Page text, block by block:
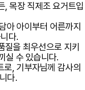
, 목장 직제조 요거트입
아 아이부터 어른까지
다.
질을 최우선으로 지키
실 수 있습니다.
, 기부자님께 감사의
다.